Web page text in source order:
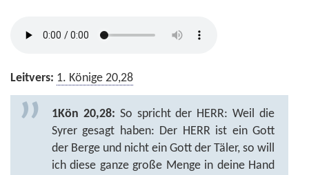
Leitvers: 1. Könige 20,28
1Kön 20,28: So spricht der HERR: Weil die
Syrer gesagt haben: Der HERR ist ein Gott
der Berge und nicht ein Gott der Täler, so will
ich diese ganze große Menge in deine Hand